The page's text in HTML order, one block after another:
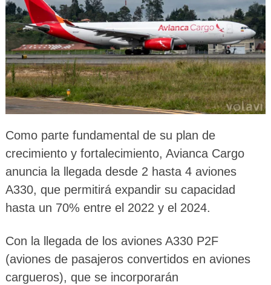
Como parte fundamental de su plan de
crecimiento y fortalecimiento, Avianca Cargo
anuncia la llegada desde 2 hasta 4 aviones
A330, que permitirá expandir su capacidad
hasta un 70% entre el 2022 y el 2024.
Con la llegada de los aviones A330 P2F
(aviones de pasajeros convertidos en aviones
cargueros), que se incorporarán